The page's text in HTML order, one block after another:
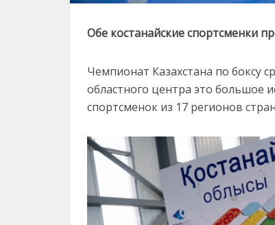
Обе костанайские спортсменки
Чемпионат Казахстана по боксу
областного центра это большое
спортсменок из 17 регионов